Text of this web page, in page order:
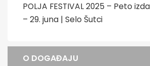
POLJA FESTIVAL 2025 – Peto
– 29. juna | Selo Šutci
O DOGAĐAJU